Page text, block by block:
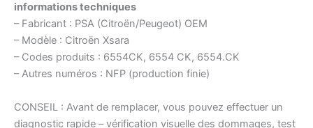
informations techniques
– Fabricant : PSA (Citroën/Peugeot) OEM
– Modèle : Citroën Xsara
– Codes produits : 6554CK, 6554 CK, 6554.CK
– Autres numéros : NFP (production finie)
CONSEIL : Avant de remplacer, vous pouvez effectuer un
diagnostic rapide – vérification visuelle des dommages, test